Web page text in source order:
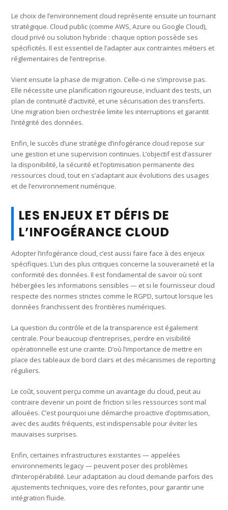
Le choix de l’environnement cloud représente ensuite un tournant
stratégique. Cloud public (comme AWS, Azure ou Google Cloud),
cloud privé ou solution hybride : chaque option possède ses
spécificités. Il est essentiel de l’adapter aux contraintes métiers et
réglementaires de l’entreprise.
Vient ensuite la phase de migration. Celle-ci ne s’improvise pas.
Elle nécessite une planification rigoureuse, incluant des tests, un
plan de continuité d’activité, et une sécurisation des transferts.
Une migration bien orchestrée limite les interruptions et garantit
l’intégrité des données.
Enfin, le succès d’une stratégie d’infogérance cloud repose sur
une gestion et une supervision continues. L’objectif est d’assurer
la disponibilité, la sécurité et l’optimisation permanente des
ressources cloud, tout en s’adaptant aux évolutions des usages
et de l’environnement numérique.
LES ENJEUX ET DÉFIS DE
L’INFOGÉRANCE CLOUD
Adopter l’infogérance cloud, c’est aussi faire face à des enjeux
spécifiques. L’un des plus critiques concerne la souveraineté et la
conformité des données. Il est fondamental de savoir où sont
hébergées les informations sensibles — et si le fournisseur cloud
respecte des normes strictes comme le RGPD, surtout lorsque les
données franchissent des frontières numériques.
La question du contrôle et de la transparence est également
centrale. Pour beaucoup d’entreprises, perdre en visibilité
opérationnelle est une crainte. D’où l’importance de mettre en
place des tableaux de bord clairs et des mécanismes de reporting
réguliers.
Le coût, souvent perçu comme un avantage du cloud, peut au
contraire devenir un point de friction si les ressources sont mal
allouées. C’est pourquoi une démarche proactive d’optimisation,
avec des audits fréquents, est indispensable pour éviter les
mauvaises surprises.
Enfin, certaines infrastructures existantes — appelées
environnements legacy — peuvent poser des problèmes
d’interopérabilité. Leur adaptation au cloud demande parfois des
ajustements techniques, voire des refontes, pour garantir une
intégration fluide.